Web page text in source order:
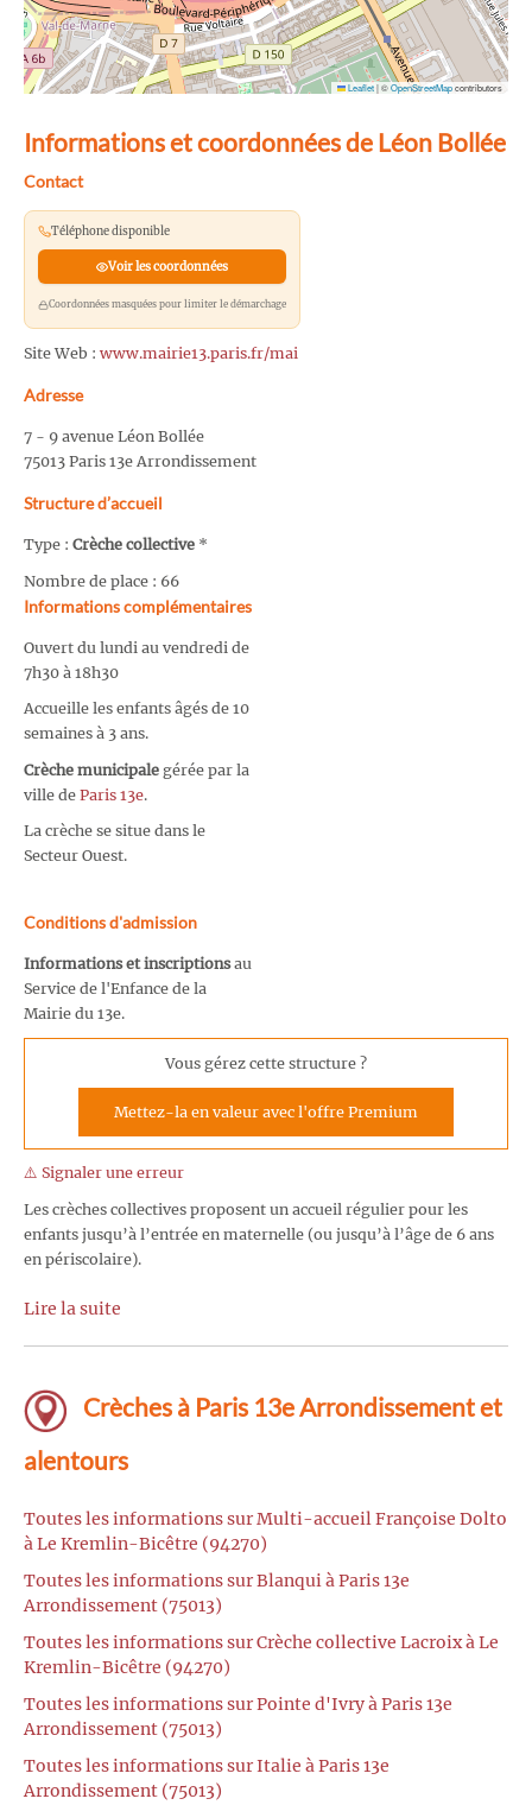
Leaflet|©OpenStreetMapcontributors
Informations et coordonnées de Léon Bollée
Contact
Téléphone disponible
Voir les coordonnées
Coordonnées masquées pour limiter le démarchage
Site Web : www.mairie13.paris.fr/mai
Adresse
7 - 9 avenue Léon Bollée
75013 Paris 13e Arrondissement
Structure d’accueil
Type : Crèche collective *
Nombre de place : 66
Informations complémentaires
Ouvert du lundi au vendredi de
7h30 à 18h30
Accueille les enfants âgés de 10
semaines à 3 ans.
Crèche municipale gérée par la
ville de Paris 13e.
La crèche se situe dans le
Secteur Ouest.
Conditions d'admission
Informations et inscriptionsau
Service de l'Enfance de la
Mairie du 13e.
Vous gérez cette structure ?
Mettez-la en valeur avec l'offre Premium
⚠️ Signaler une erreur
Les crèches collectives proposent un accueil régulier pour les
enfants jusqu’à l’entrée en maternelle (ou jusqu’à l’âge de 6 ans
en périscolaire).
Lire la suite
Crèches à Paris 13e Arrondissement et
alentours
Toutes les informations sur Multi-accueil Françoise Dolto
à Le Kremlin-Bicêtre (94270)
Toutes les informations sur Blanqui à Paris 13e
Arrondissement (75013)
Toutes les informations sur Crèche collective Lacroix à Le
Kremlin-Bicêtre (94270)
Toutes les informations sur Pointe d'Ivry à Paris 13e
Arrondissement (75013)
Toutes les informations sur Italie à Paris 13e
Arrondissement (75013)